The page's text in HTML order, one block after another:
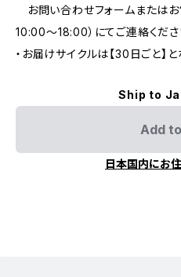
お問い合わせフォームまたは
10:00～18:00）にてご連絡くださ
・お届けサイクルは【30日ごと】と
Ship to
Add
日本国内にお